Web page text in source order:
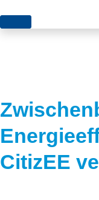
Themen
Flächen
Genehmigungen
Grundsatzfragen
News
Blog
Karriere
CitizEE